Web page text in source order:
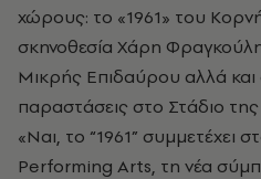
χώρους: το «1961» του
σκηνοθεσία Χάρη
Μικρής Επιδαύρου αλλά και
παραστάσεις στο Στάδιο
«Ναι, το “1961” συμμετέχει
Performing Arts, τη νέα